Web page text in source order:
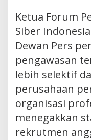
Ketua Forum
Siber
Dewan Pers
pengawasan
lebih selektif
perusahaan
organisasi
menegakkan
rekrutmen